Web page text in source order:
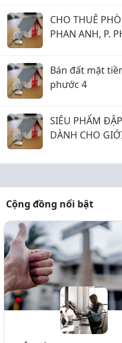
CHO THUÊ
PHAN ANH, P.
Bán đất mặt
phước 4
SIÊU PHẨM
DÀNH CHO
Cộng đồng nổi bật